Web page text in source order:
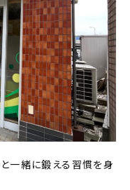
一緒に鍛える習慣を身